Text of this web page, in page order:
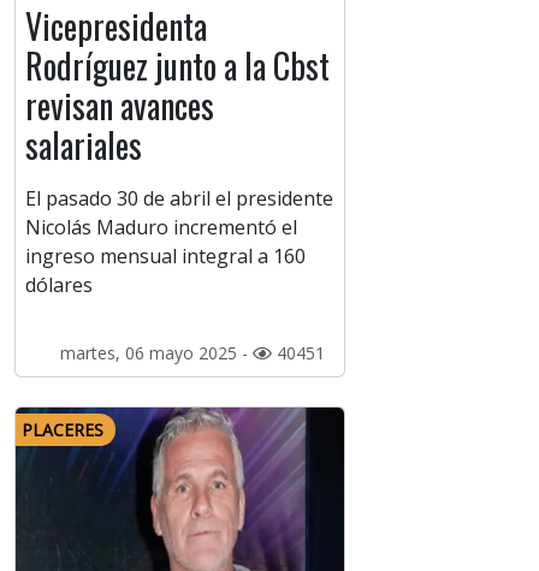
Vicepresidenta
Rodríguez junto a la Cbst
revisan avances
salariales
El pasado 30 de abril el presidente
Nicolás Maduro incrementó el
ingreso mensual integral a 160
dólares
martes, 06 mayo 2025 - 40451
PLACERES